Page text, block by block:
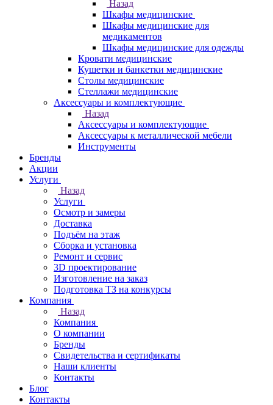
Назад
Шкафы медицинские
Шкафы медицинские для
медикаментов
Шкафы медицинские для одежды
Кровати медицинские
Кушетки и банкетки медицинские
Столы медицинские
Стеллажи медицинские
Аксессуары и комплектующие
Назад
Аксессуары и комплектующие
Аксессуары к металлической мебели
Инструменты
Бренды
Акции
Услуги
Назад
Услуги
Осмотр и замеры
Доставка
Подъём на этаж
Сборка и установка
Ремонт и сервис
3D проектирование
Изготовление на заказ
Подготовка ТЗ на конкурсы
Компания
Назад
Компания
О компании
Бренды
Свидетельства и сертификаты
Наши клиенты
Контакты
Блог
Контакты